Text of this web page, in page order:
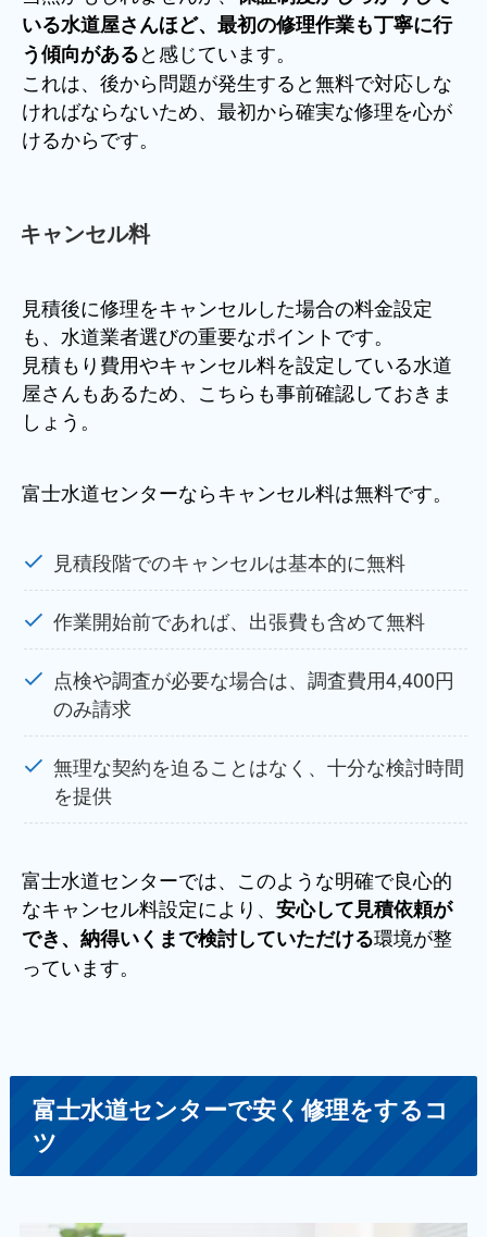
いる水道屋さんほど、最初の修理作業も丁寧に行
う傾向があると感じています。
これは、後から問題が発生すると無料で対応しな
ければならないため、最初から確実な修理を心が
けるからです。
キャンセル料
見積後に修理をキャンセルした場合の料金設定
も、水道業者選びの重要なポイントです。
見積もり費用やキャンセル料を設定している水道
屋さんもあるため、こちらも事前確認しておきま
しょう。
富士水道センターならキャンセル料は無料です。
見積段階でのキャンセルは基本的に無料
作業開始前であれば、出張費も含めて無料
点検や調査が必要な場合は、調査費用4,400円
のみ請求
無理な契約を迫ることはなく、十分な検討時間
を提供
富士水道センターでは、このような明確で良心的
なキャンセル料設定により、 安心して見積依頼が
でき、納得いくまで検討していただける環境が整
っています。
富士水道センターで安く修理をするコ
ツ